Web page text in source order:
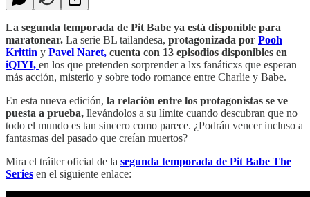
La segunda temporada de Pit Babe ya está disponible para
maratonear. La serie BL tailandesa, protagonizada por Pooh
Krittin y Pavel Naret, cuenta con 13 episodios disponibles en
iQIYI, en los que pretenden sorprender a lxs fanáticxs que esperan
más acción, misterio y sobre todo romance entre Charlie y Babe.
En esta nueva edición, la relación entre los protagonistas se ve
puesta a prueba, llevándolos a su límite cuando descubran que no
todo el mundo es tan sincero como parece. ¿Podrán vencer incluso a
fantasmas del pasado que creían muertos?
Mira el tráiler oficial de la segunda temporada de Pit Babe The
Series en el siguiente enlace: